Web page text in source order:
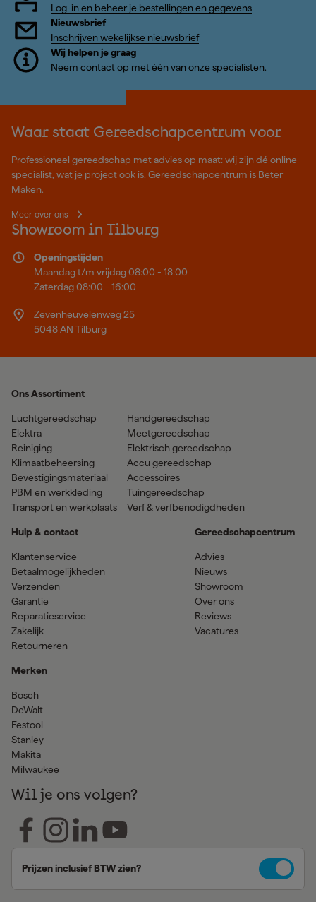
Log-in en beheer je bestellingen en gegevens
Nieuwsbrief
Inschrijven wekelijkse nieuwsbrief
Wij helpen je graag
Neem contact op met één van onze specialisten.
Waar staat Gereedschapcentrum voor
Professioneel gereedschap met advies op maat: wij zijn dé online
specialist, wat je project ook is. Gereedschapcentrum is Beter
Maken.
Meer over ons
Showroom in Tilburg
Openingstijden
Maandag t/m vrijdag 08:00 - 18:00
Zaterdag 08:00 - 16:00
Zevenheuvelenweg 25
5048 AN Tilburg
Ons Assortiment
Luchtgereedschap
Elektra
Reiniging
Klimaatbeheersing
Bevestigingsmateriaal
PBM en werkkleding
Transport en werkplaats
Handgereedschap
Meetgereedschap
Elektrisch gereedschap
Accu gereedschap
Accessoires
Tuingereedschap
Verf & verfbenodigdheden
Hulp & contact
Klantenservice
Betaalmogelijkheden
Verzenden
Garantie
Reparatieservice
Zakelijk
Retourneren
Merken
Bosch
DeWalt
Festool
Stanley
Makita
Milwaukee
Gereedschapcentrum
Advies
Nieuws
Showroom
Over ons
Reviews
Vacatures
Wil je ons volgen?
Prijzen inclusief BTW zien?